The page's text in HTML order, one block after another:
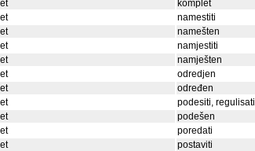
komplet
namestiti
namešten
namjestiti
namješten
odredjen
određen
podesiti, regulisati
podešen
poredati
postaviti